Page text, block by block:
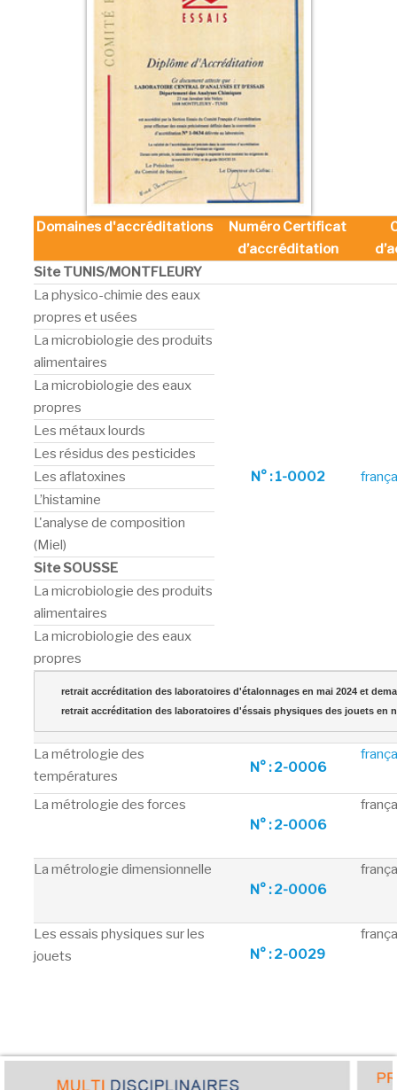
Domaines d'accréditations
Numéro Certificat
d’accréditation
Site TUNIS/MONTFLEURY
La physico-chimie des eaux
propres et usées
N° : 1-0002
La microbiologie des produits
alimentaires
La microbiologie des eaux
propres
Les métaux lourds
Les résidus des pesticides
Les aflatoxines
L’histamine
L'analyse de composition
(Miel)
Site SOUSSE
La microbiologie des produits
alimentaires
La microbiologie des eaux
propres
retrait accréditation des laboratoires d'étalonnages en mai 2024 et
retrait accréditation des laboratoires d'éssais physiques des jouets en
La métrologie des
températures
N° : 2-0006
La métrologie des forces
N° : 2-0006
La métrologie dimensionnelle
N° : 2-0006
Les essais physiques sur les
jouets
N° : 2-0029